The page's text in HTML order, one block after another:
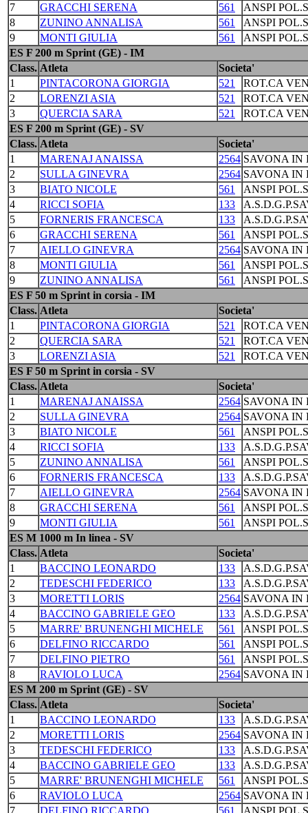
7
GRACCHI SERENA 561
ANSPI
8
ZUNINO ANNALISA 561
ANSPI
9
MONTI GIULIA 561
ANSPI
ES F 200 m Sprint (GE) - IM
Class. Atleta
Societa'
1
PINTACORONA GIORGIA 521
ROT.CA
2
LORENZI ASIA 521
ROT.CA
3
QUERCIA SARA 521
ROT.CA
ES F 200 m Sprint (GE) - SV
Class. Atleta
Societa'
1
MARENAJ ANAISSA 2564 SAVONA IN
2
SULLA GINEVRA 2564 SAVONA IN
3
BIATO NICOLE 561
ANSPI
4
RICCI SOFIA 133
5
FORNERIS FRANCESCA 133
6
GRACCHI SERENA 561
ANSPI
7
AIELLO GINEVRA 2564 SAVONA IN
8
MONTI GIULIA 561
ANSPI
9
ZUNINO ANNALISA 561
ANSPI
ES F 50 m Sprint in corsia - IM
Class. Atleta
Societa'
1
PINTACORONA GIORGIA 521
ROT.CA
2
QUERCIA SARA 521
ROT.CA
3
LORENZI ASIA 521
ROT.CA
ES F 50 m Sprint in corsia - SV
Class. Atleta
Societa'
1
MARENAJ ANAISSA 2564 SAVONA IN
2
SULLA GINEVRA 2564 SAVONA IN
3
BIATO NICOLE 561
ANSPI
4
RICCI SOFIA 133
5
ZUNINO ANNALISA 561
ANSPI
6
FORNERIS FRANCESCA 133
7
AIELLO GINEVRA 2564 SAVONA IN
8
GRACCHI SERENA 561
ANSPI
9
MONTI GIULIA 561
ANSPI
ES M 1000 m In linea - SV
Class. Atleta
Societa'
1
BACCINO LEONARDO 133
2
TEDESCHI FEDERICO 133
3
MORETTI LORIS 2564 SAVONA IN
4
BACCINO GABRIELE GEO 133
5
MARRE' BRUNENGHI MICHELE 561
ANSPI
6
DELFINO RICCARDO 561
ANSPI
7
DELFINO PIETRO 561
ANSPI
8
RAVIOLO LUCA 2564 SAVONA IN
ES M 200 m Sprint (GE) - SV
Class. Atleta
Societa'
1
BACCINO LEONARDO 133
2
MORETTI LORIS 2564 SAVONA IN
3
TEDESCHI FEDERICO 133
4
BACCINO GABRIELE GEO 133
5
MARRE' BRUNENGHI MICHELE 561
ANSPI
6
RAVIOLO LUCA 2564 SAVONA IN
7
DELFINO RICCARDO 561
ANSPI